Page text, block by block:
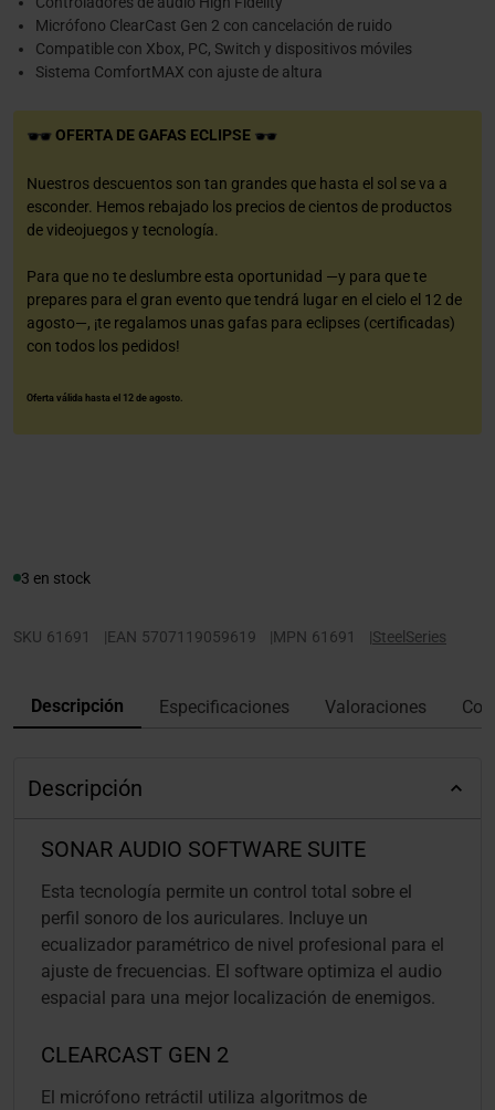
Micrófono ClearCast Gen 2 con cancelación de ruido
Compatible con Xbox, PC, Switch y dispositivos móviles
Sistema ComfortMAX con ajuste de altura
OFERTA DE GAFAS ECLIPSE
Nuestros descuentos son tan grandes que hasta el sol se va a
esconder. Hemos rebajado los precios de cientos de productos
de videojuegos y tecnología.
Para que no te deslumbre esta oportunidad —y para que te
prepares para el gran evento que tendrá lugar en el cielo el 12 de
agosto—, ¡te regalamos unas gafas para eclipses (certificadas)
con todos los pedidos!
Oferta válida hasta el 12 de agosto.
3 en stock
SKU 61691 |EAN 5707119059619 |MPN 61691 |SteelSeries
Descripción Especificaciones Valoraciones
Descripción
SONAR AUDIO SOFTWARE SUITE
Esta tecnología permite un control total sobre el
perfil sonoro de los auriculares. Incluye un
ecualizador paramétrico de nivel profesional para el
ajuste de frecuencias. El software optimiza el audio
espacial para una mejor localización de enemigos.
CLEARCAST GEN 2
El micrófono retráctil utiliza algoritmos de